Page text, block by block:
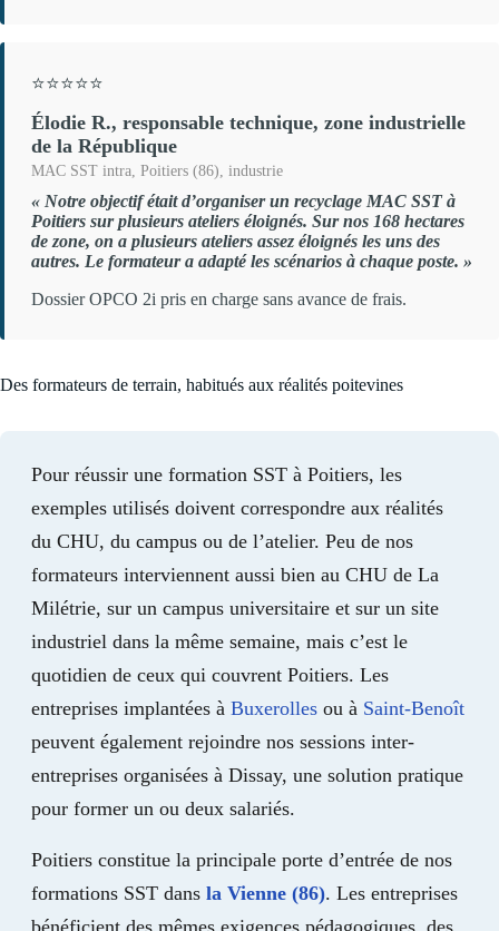
⭐⭐⭐⭐⭐
Élodie R., responsable technique, zone industrielle
de la République
MAC SST intra, Poitiers (86), industrie
« Notre objectif était d’organiser un recyclage MAC SST à
Poitiers sur plusieurs ateliers éloignés. Sur nos 168 hectares
de zone, on a plusieurs ateliers assez éloignés les uns des
autres. Le formateur a adapté les scénarios à chaque poste. »
Dossier OPCO 2i pris en charge sans avance de frais.
Des formateurs de terrain, habitués aux réalités poitevines
Pour réussir une formation SST à Poitiers, les
exemples utilisés doivent correspondre aux réalités
du CHU, du campus ou de l’atelier. Peu de nos
formateurs interviennent aussi bien au CHU de La
Milétrie, sur un campus universitaire et sur un site
industriel dans la même semaine, mais c’est le
quotidien de ceux qui couvrent Poitiers. Les
entreprises implantées à Buxerolles ou à Saint-Benoît
peuvent également rejoindre nos sessions inter-
entreprises organisées à Dissay, une solution pratique
pour former un ou deux salariés.
Poitiers constitue la principale porte d’entrée de nos
formations SST dans la Vienne (86). Les entreprises
bénéficient des mêmes exigences pédagogiques, des